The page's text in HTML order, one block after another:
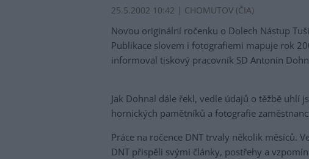
25.5.2002 10:42 | CHOMUTOV (ČIA)
Novou originální ročenku o Dolech Nástup
Publikace slovem i fotografiemi mapuje rok
informoval tiskový pracovník SD Antonín
Jak Dohnal dále řekl, vedle údajů o těžbě uhlí
hornických pamětníků a fotografie
Práce na ročence DNT trvaly několik měsíců.
DNT přispěli svými články, postřehy a